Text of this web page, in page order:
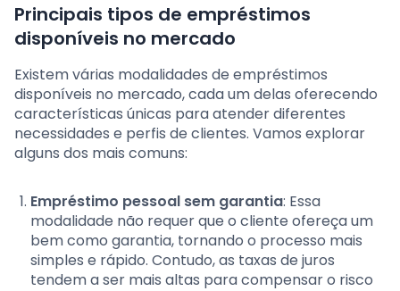
Principais tipos de empréstimos
disponíveis no mercado
Existem várias modalidades de empréstimos
disponíveis no mercado, cada um delas oferecendo
características únicas para atender diferentes
necessidades e perfis de clientes. Vamos explorar
alguns dos mais comuns:
Empréstimo pessoal sem garantia: Essa
modalidade não requer que o cliente ofereça um
bem como garantia, tornando o processo mais
simples e rápido. Contudo, as taxas de juros
tendem a ser mais altas para compensar o risco